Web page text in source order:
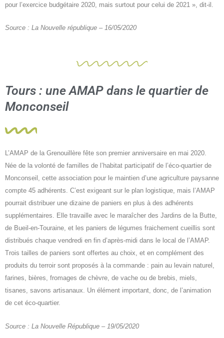
pour l’exercice budgétaire 2020, mais surtout pour celui de 2021 », dit-il.
Source : La Nouvelle république – 16/05/2020
Tours : une AMAP dans le quartier de
Monconseil
L’AMAP de la Grenouillère fête son premier anniversaire en mai 2020.
Née de la volonté de familles de l’habitat participatif de l’éco-quartier de
Monconseil, cette association pour le maintien d’une agriculture paysanne
compte 45 adhérents. C’est exigeant sur le plan logistique, mais l’AMAP
pourrait distribuer une dizaine de paniers en plus à des adhérents
supplémentaires. Elle travaille avec le maraîcher des Jardins de la Butte,
de Bueil-en-Touraine, et les paniers de légumes fraichement cueillis sont
distribués chaque vendredi en fin d’après-midi dans le local de l’AMAP.
Trois tailles de paniers sont offertes au choix, et en complément des
produits du terroir sont proposés à la commande : pain au levain naturel,
farines, bières, fromages de chèvre, de vache ou de brebis, miels,
tisanes, savons artisanaux. Un élément important, donc, de l’animation
de cet éco-quartier.
Source : La Nouvelle République – 19/05/2020